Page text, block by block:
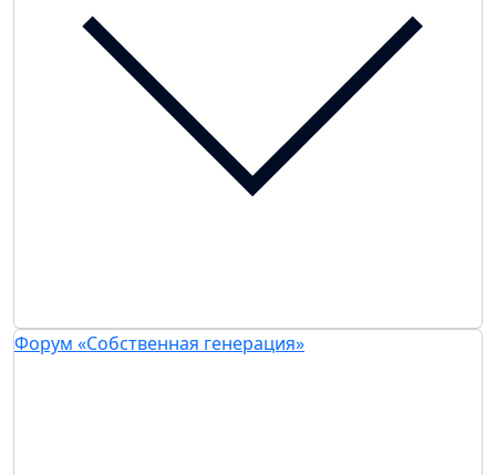
Форум «Собственная генерация»